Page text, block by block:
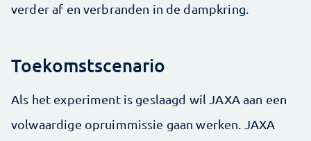
verder af en verbranden in de dampkring.
Toekomstscenario
Als het experiment is geslaagd wil JAXA aan een
volwaardige opruimmissie gaan werken. JAXA